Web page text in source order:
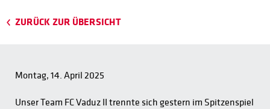
ZURÜCK ZUR ÜBERSICHT
Montag, 14. April 2025
Unser Team FC Vaduz II trennte sich gestern im Spitzenspiel